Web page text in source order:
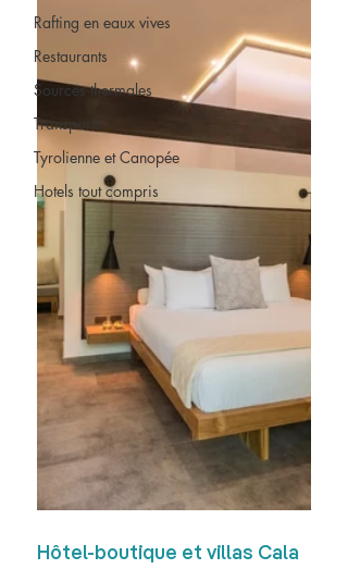
Rafting en eaux vives
Restaurants
Sources thermales
Transports
Tyrolienne et Canopée
Hotels tout compris
Hôtel-boutique et villas Cala